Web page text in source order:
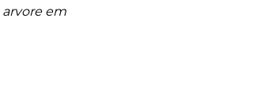
em